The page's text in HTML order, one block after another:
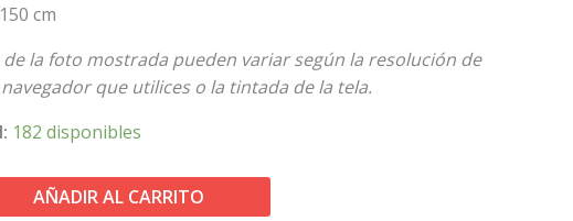
cm
la foto mostrada pueden variar según la resolución de
que utilices o la tintada de la tela.
182 disponibles
AÑADIR AL CARRITO